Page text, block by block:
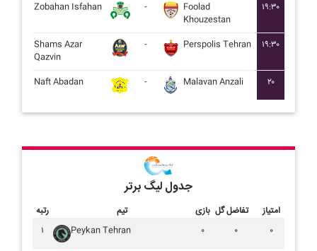
Zobahan Isfahan
-
Foolad
Khouzestan
۱۹:۳۰
Shams Azar
Qazvin
- Perspolis Tehran ۱۹:۳۰
Naft Abadan - Malavan Anzali ۲۰
جدول لیگ برتر
رتبه تیم بازی تفاضل گل
امتیاز
۱
Peykan Tehran ۰ ۰ ۰